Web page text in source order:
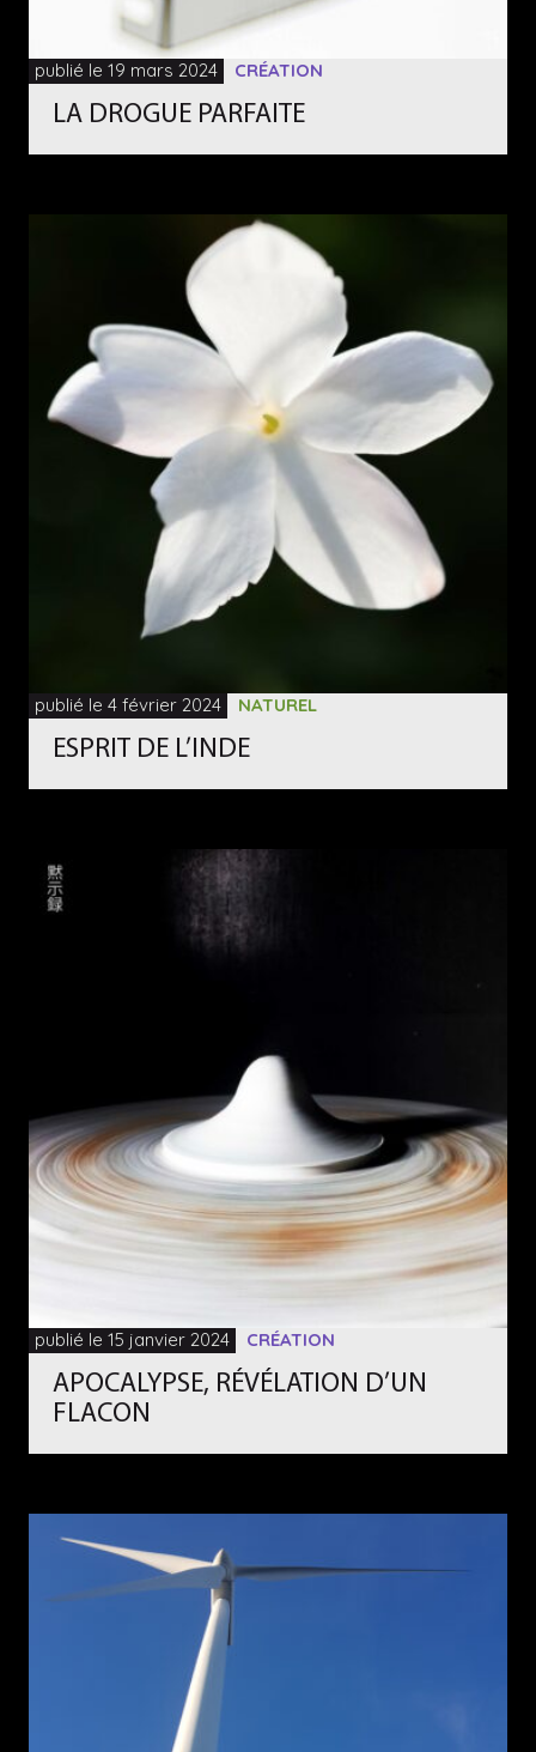
publié le 19 mars 2024 CRÉATION
LA DROGUE PARFAITE
publié le 4 février 2024 NATUREL
ESPRIT DE L’INDE
publié le 15 janvier 2024 CRÉATION
APOCALYPSE, RÉVÉLATION D’UN
FLACON